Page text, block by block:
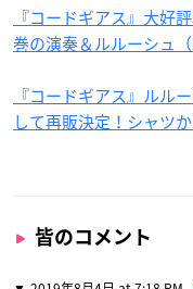
『コードギアス』大好
巻の演奏＆ルルーシュ
『コードギアス』ルル
して再販決定！シャツ
皆のコメント